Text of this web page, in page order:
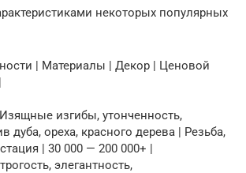
некоторых популярных
| Материалы | Декор | Ценовой
изгибы, утонченность,
дуба, ореха, красного дерева | Резьба,
| 30 000 — 200 000+ |
элегантность,